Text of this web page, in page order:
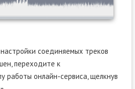
соединяемых треков
переходите к
работы онлайн-сервиса, щелкнув